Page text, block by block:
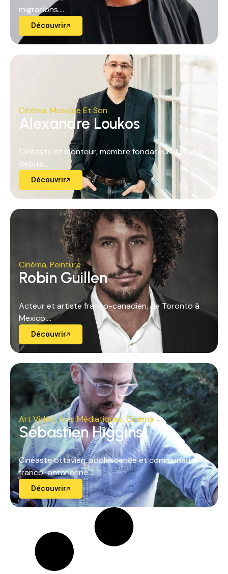
migrations....
Découvrir
Cinéma,Musique Et Son
Alexandre Loukos
Cinéaste et monteur, membre fondateur du Labo
depuis...
Découvrir
Cinéma,Peinture
Robin Guillen
Acteur et artiste franco-canadien, de Toronto à
Mexico....
Découvrir
Art Vidéo,Arts Médiatiques,Cinéma
Sébastien Higgins
Cinéaste ottavien, adolescence et communauté
franco-ontarienne....
Découvrir